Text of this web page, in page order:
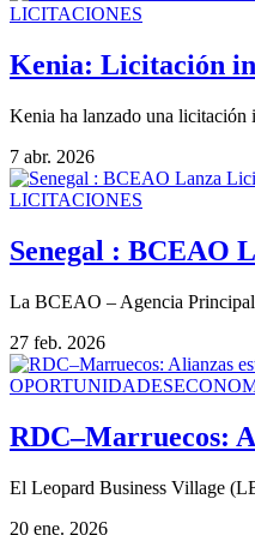
LICITACIONES
Kenia: Licitación
Kenia ha lanzado una licitación
7 abr. 2026
LICITACIONES
Senegal : BCEAO
La BCEAO – Agencia Principal
27 feb. 2026
OPORTUNIDADES
RDC–Marruecos:
El Leopard Business Village
20 ene. 2026